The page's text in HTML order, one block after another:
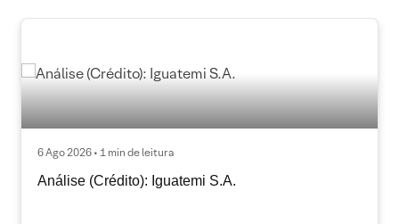
6 Ago 2026 • 1 min de leitura
Análise (Crédito): Iguatemi S.A.